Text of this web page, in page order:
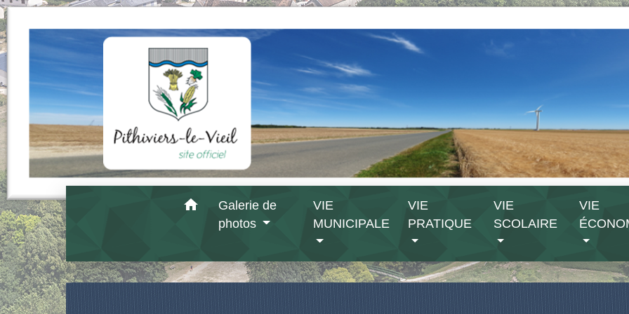
home
Galerie de
photos
VIE
MUNICIPALE
VIE
PRATIQUE
VIE
SCOLAIRE
VIE